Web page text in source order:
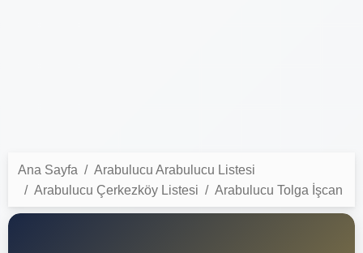
Ana Sayfa
Arabulucu Arabulucu Listesi
Arabulucu Çerkezköy Listesi
Arabulucu Tolga İşcan